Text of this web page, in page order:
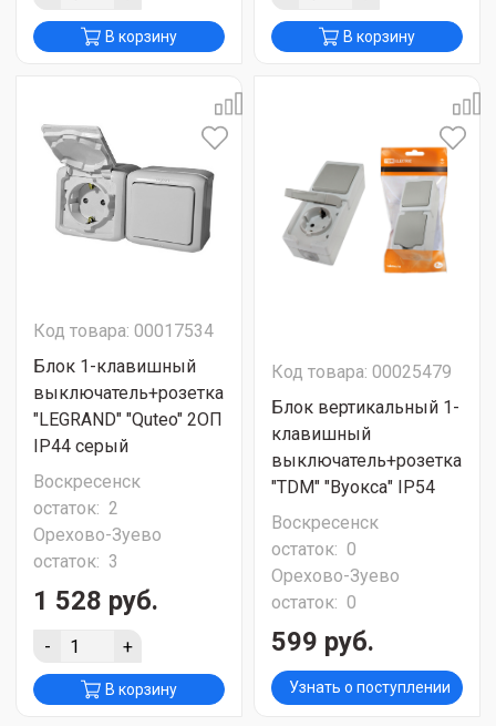
В корзину В корзину
Код товара: 00017534
Блок 1-клавишный
выключатель+розетка
"LEGRAND" "Quteo" 2ОП
IP44 серый
Воскресенск
остаток: 2
Орехово-Зуево
остаток: 3
1 528 руб.
- +
В корзину
Код товара: 00025479
Блок вертикальный 1-
клавишный
выключатель+розетка
"ТDМ" "Вуокса" IP54
Воскресенск
остаток: 0
Орехово-Зуево
остаток: 0
599 руб.
Узнать о поступлении